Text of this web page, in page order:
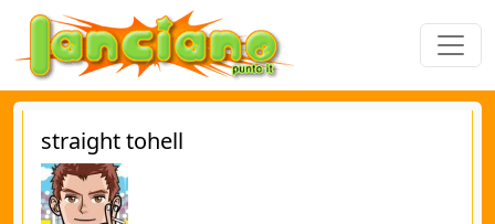
straight tohell